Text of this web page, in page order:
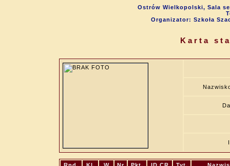
Ostrów Wielkopolski, Sala
Organizator: Szkoła
Karta